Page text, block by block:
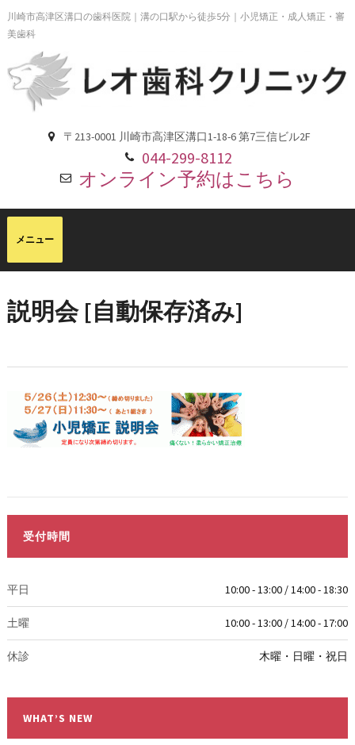
川崎市高津区溝口の歯科医院｜溝の口駅から徒歩5分｜小児矯正・成人矯正・審
美歯科
〒213-0001 川崎市高津区溝口1-18-6 第7三信ビル2F
044-299-8112
オンライン予約はこちら
説明会 [自動保存済み]
受付時間
平日 10:00 - 13:00 / 14:00 - 18:30
土曜 10:00 - 13:00 / 14:00 - 17:00
休診 木曜・日曜・祝日
WHAT’S NEW